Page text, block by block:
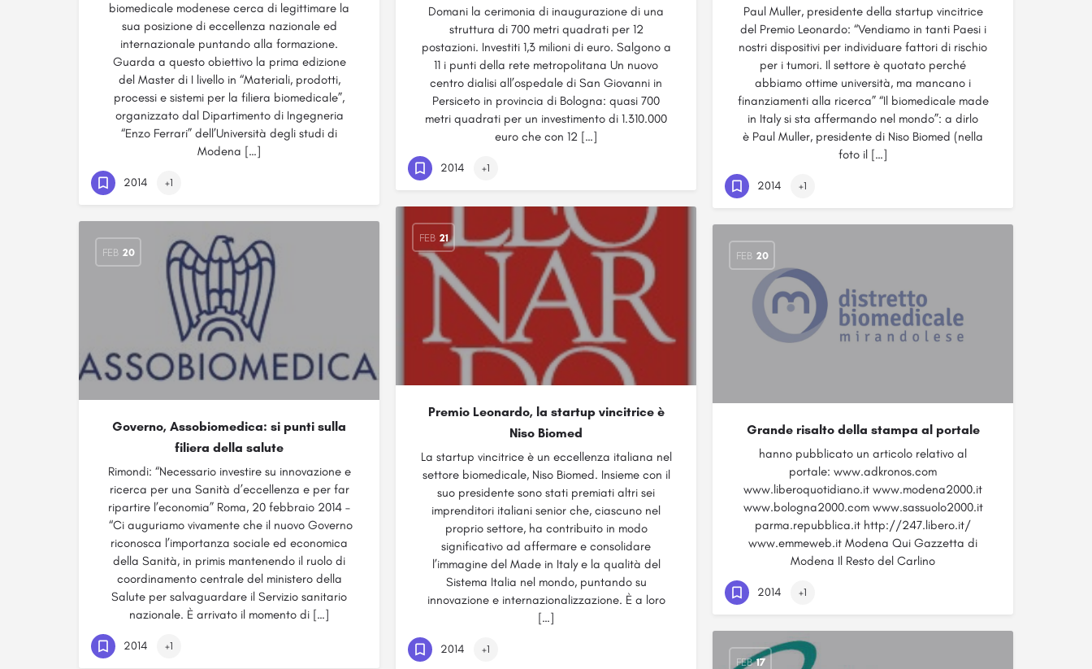
biomedicale modenese cerca di legittimare la
sua posizione di eccellenza nazionale ed
internazionale puntando alla formazione.
Guarda a questo obiettivo la prima edizione
del Master di I livello in “Materiali, prodotti,
processi e sistemi per la filiera biomedicale”,
organizzato dal Dipartimento di Ingegneria
“Enzo Ferrari” dell’Università degli studi di
Modena […]
2014 +1
Domani la cerimonia di inaugurazione di una
struttura di 700 metri quadrati per 12
postazioni. Investiti 1,3 milioni di euro. Salgono a
11 i punti della rete metropolitana Un nuovo
centro dialisi all’ospedale di San Giovanni in
Persiceto in provincia di Bologna: quasi 700
metri quadrati per un investimento di 1.310.000
euro che con 12 […]
2014 +1
Paul Muller, presidente della startup vincitrice
del Premio Leonardo: “Vendiamo in tanti Paesi i
nostri dispositivi per individuare fattori di rischio
per i tumori. Il settore è quotato perché
abbiamo ottime università, ma mancano i
finanziamenti alla ricerca” “Il biomedicale made
in Italy si sta affermando nel mondo”: a dirlo
è Paul Muller, presidente di Niso Biomed (nella
foto il […]
2014 +1
FEB 21
Premio Leonardo, la startup vincitrice è
Niso Biomed
La startup vincitrice è un eccellenza italiana nel
settore biomedicale, Niso Biomed. Insieme con il
suo presidente sono stati premiati altri sei
imprenditori italiani senior che, ciascuno nel
proprio settore, ha contribuito in modo
significativo ad affermare e consolidare
l’immagine del Made in Italy e la qualità del
Sistema Italia nel mondo, puntando su
innovazione e internazionalizzazione. È a loro
[…]
2014 +1
FEB 20
Governo, Assobiomedica: si punti sulla
filiera della salute
Rimondi: “Necessario investire su innovazione e
ricerca per una Sanità d’eccellenza e per far
ripartire l’economia” Roma, 20 febbraio 2014 –
“Ci auguriamo vivamente che il nuovo Governo
riconosca l’importanza sociale ed economica
della Sanità, in primis mantenendo il ruolo di
coordinamento centrale del ministero della
Salute per salvaguardare il Servizio sanitario
nazionale. È arrivato il momento di […]
2014 +1
FEB 20
Grande risalto della stampa al portale
hanno pubblicato un articolo relativo al
portale: www.adkronos.com
www.liberoquotidiano.it www.modena2000.it
www.bologna2000.com www.sassuolo2000.it
parma.repubblica.it http://247.libero.it/
www.emmeweb.it Modena Qui Gazzetta di
Modena Il Resto del Carlino
2014 +1
FEB 17